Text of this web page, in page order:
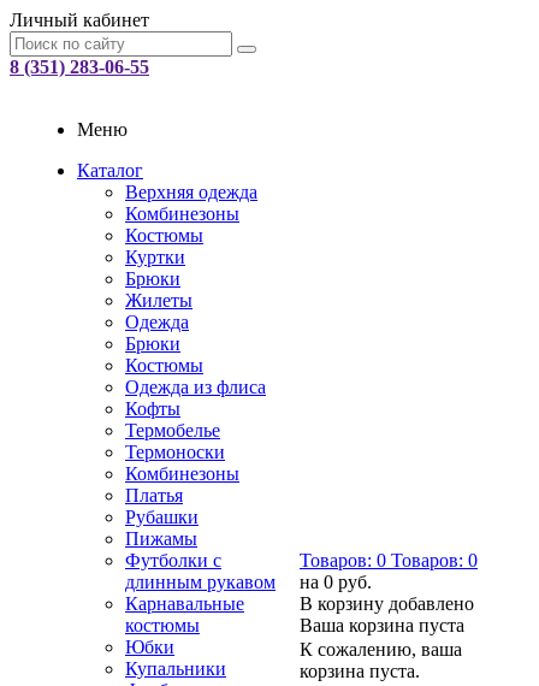
Личный кабинет
8 (351) 283-06-55
Меню
Каталог
Верхняя одежда
Комбинезоны
Костюмы
Куртки
Брюки
Жилеты
Одежда
Брюки
Костюмы
Одежда из флиса
Кофты
Термобелье
Термоноски
Комбинезоны
Платья
Рубашки
Пижамы
Футболки с
длинным рукавом
Карнавальные
костюмы
Юбки
Купальники
Товаров: 0 Товаров: 0
на 0 руб.
В корзину добавлено
Ваша корзина пуста
К сожалению, ваша
корзина пуста.